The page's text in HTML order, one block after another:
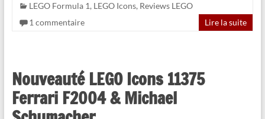
LEGO Formula 1, LEGO Icons, Reviews LEGO
1 commentaire
Lire la suite
Nouveauté LEGO Icons 11375
Ferrari F2004 & Michael